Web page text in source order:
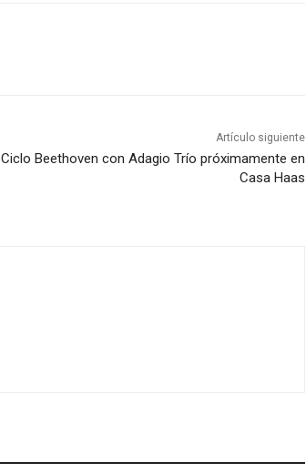
Artículo siguiente
Ciclo Beethoven con Adagio Trío próximamente en
Casa Haas